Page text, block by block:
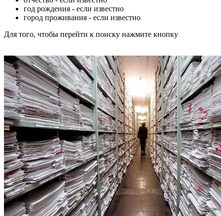
год рождения - если известно
город проживания - если известно
Для того, чтобы перейти к поиску нажмите кнопку